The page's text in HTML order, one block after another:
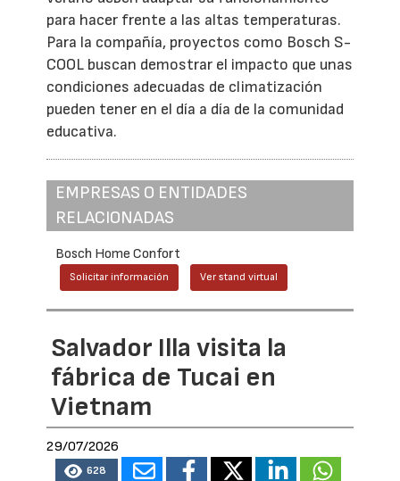
para hacer frente a las altas temperaturas.
Para la compañía, proyectos como Bosch S-
COOL buscan demostrar el impacto que unas
condiciones adecuadas de climatización
pueden tener en el día a día de la comunidad
educativa.
EMPRESAS O ENTIDADES
RELACIONADAS
Bosch Home Confort
Solicitar información Ver stand virtual
Salvador Illa visita la
fábrica de Tucai en
Vietnam
29/07/2026
628